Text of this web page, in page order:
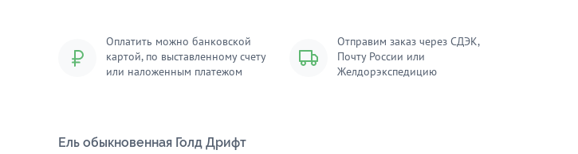
Отправим заказ через СДЭК,
Почту России или
Желдорэкспедицию
Оплатить можно банковской
картой, по выставленному счету
или наложенным платежом
Ель обыкновенная Голд Дрифт